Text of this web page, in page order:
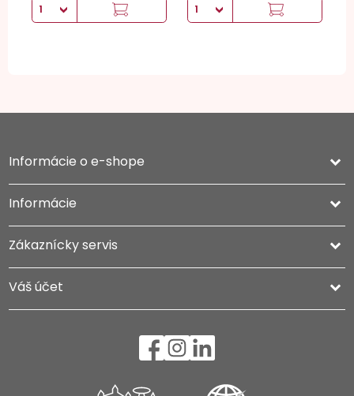
Informácie o e-shope keyboard_arrow_down
Informácie 
Zákaznícky servis 
Váš účet 